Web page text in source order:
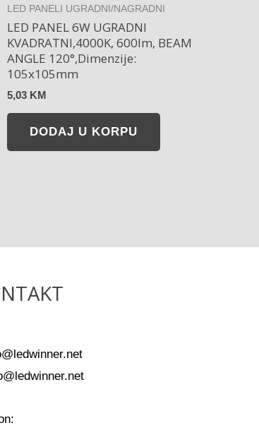
LED PANELI UGRADNI/NAGRADNI
LED PANEL 6W UGRADNI
KVADRATNI,4000K, 600lm, BEAM
ANGLE 120°,Dimenzije:
105x105mm
5,03 KM
DODAJ U KORPU